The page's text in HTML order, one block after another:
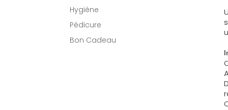
Hygiène
Pédicure
Bon Cadeau